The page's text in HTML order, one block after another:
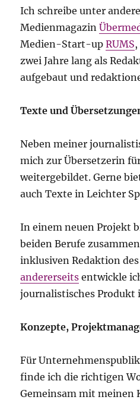
Ich schreibe unter
Medienmagazin
Medien-Start-upRUMS
zwei Jahre lang als
aufgebaut und
Texte und
Neben meiner
mich zur Übersetzerin
weitergebildet. Gerne
auch Texte in Leichter
In einem neuen Projekt
beiden Berufe
inklusiven Redaktion
andererseits entwickle
journalistisches Produkt
Konzepte,
Für
finde ich die richtigen
Gemeinsam mit meinen